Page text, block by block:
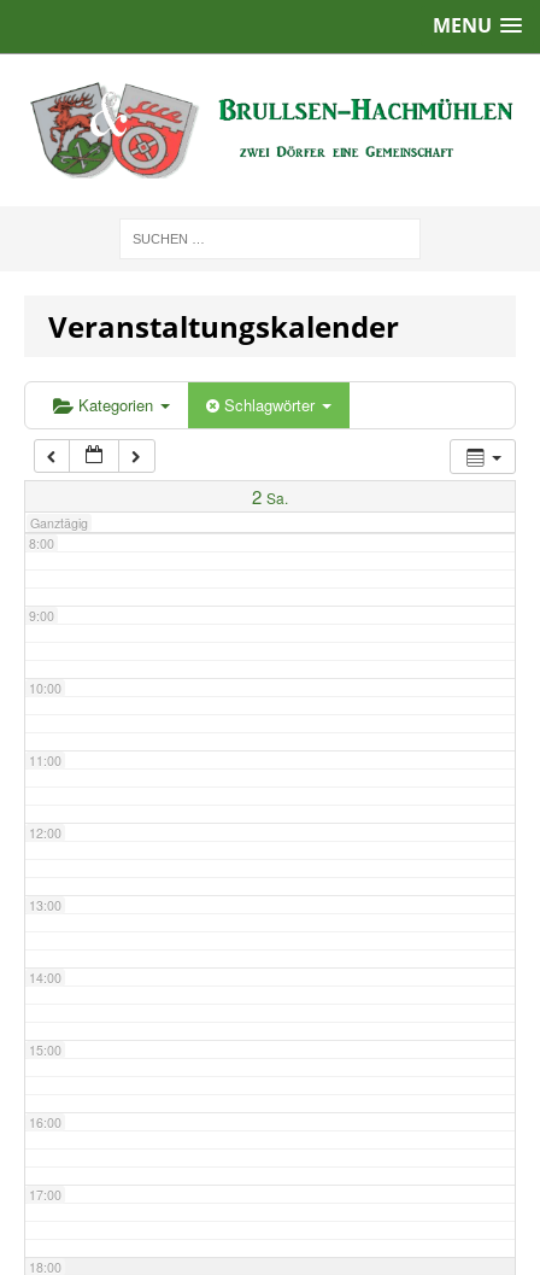
MENU
Veranstaltungskalender
Kategorien Schlagwörter
2 Sa.
Ganztägig
2:00
5:00
6:00
7:00
8:00
9:00
10:00
11:00
12:00
13:00
14:00
15:00
16:00
17:00
18:00